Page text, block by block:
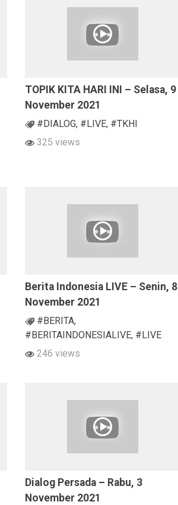
TOPIK KITA HARI INI – Selasa, 9
November 2021
#DIALOG, #LIVE, #TKHI
325 views
Berita Indonesia LIVE – Senin, 8
November 2021
#BERITA,
#BERITAINDONESIALIVE, #LIVE
246 views
Dialog Persada – Rabu, 3
November 2021